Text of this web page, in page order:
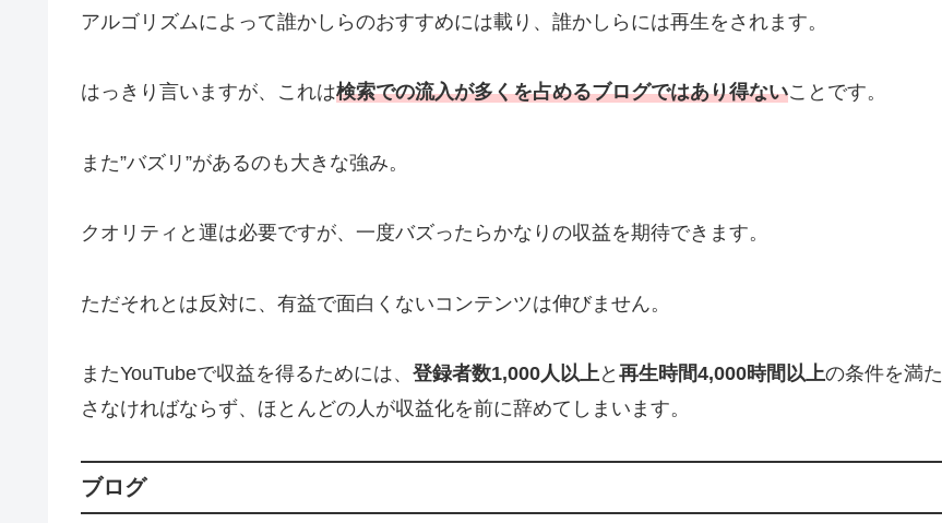
アルゴリズムによって誰かしらのおすすめには載り、誰かしらには再生をされます。
はっきり言いますが、これは検索での流入が多くを占めるブログではあり得ないことです。
また”バズリ”があるのも大きな強み。
クオリティと運は必要ですが、一度バズったらかなりの収益を期待できます。
ただそれとは反対に、有益で面白くないコンテンツは伸びません。
またYouTubeで収益を得るためには、 登録者数1,000人以上と 再生時間4,000時間以上の条件を満た
さなければならず、ほとんどの人が収益化を前に辞めてしまいます。
ブログ